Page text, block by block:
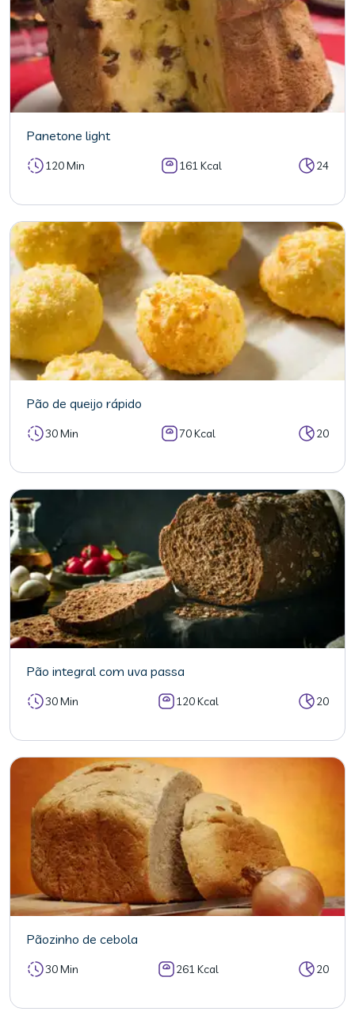
Panetone light
120 Min 161 Kcal 24
Pão de queijo rápido
30 Min 70 Kcal 20
Pão integral com uva passa
30 Min 120 Kcal 20
Pãozinho de cebola
30 Min 261 Kcal 20